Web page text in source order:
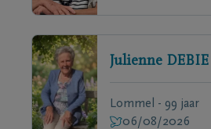
Julienne DEBIE
Lommel - 99 jaar
06/08/2026